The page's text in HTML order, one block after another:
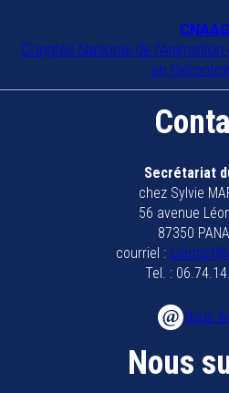
CNAAG
Congrès National de
en
Secrétariat
chez Sylvie
56 avenue
87350
courriel :
Tel. :
Nous
Nous